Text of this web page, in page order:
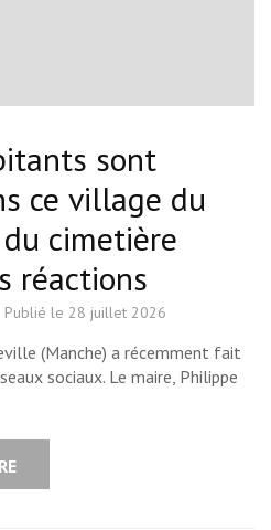
sont
ce village du
cimetière
réactions
Publié le 28 juillet 2026
(Manche) a récemment fait
sociaux. Le maire, Philippe